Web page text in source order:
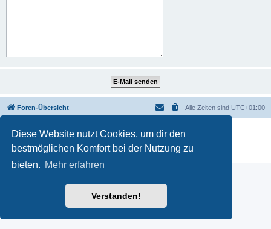
Diese Website nutzt Cookies, um dir den
bestmöglichen Komfort bei der Nutzung zu
bieten. Mehr erfahren
Verstanden!
Foren-Übersicht Alle Zeiten sind UTC+01:00
Powered by phpBB
® Forum Software © phpBB Limited
Deutsche Übersetzung durch
Datenschutz|Nutzungsbedingungen